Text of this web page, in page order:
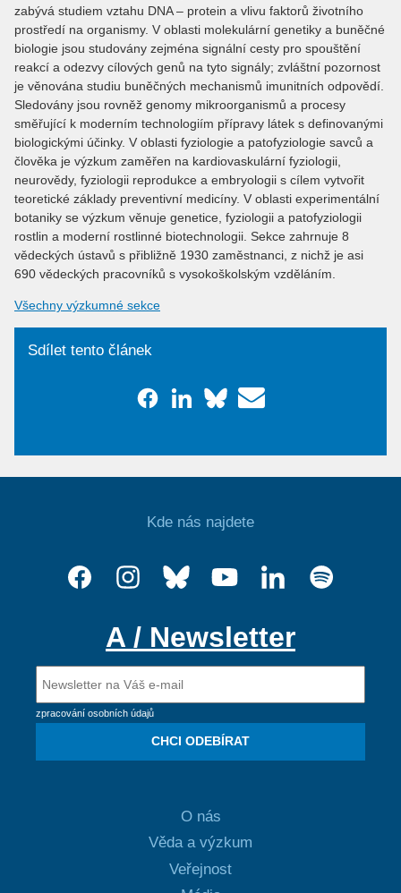
zabývá studiem vztahu DNA – protein a vlivu faktorů životního
prostředí na organismy. V oblasti molekulární genetiky a buněčné
biologie jsou studovány zejména signální cesty pro spouštění
reakcí a odezvy cílových genů na tyto signály; zvláštní pozornost
je věnována studiu buněčných mechanismů imunitních odpovědí.
Sledovány jsou rovněž genomy mikroorganismů a procesy
směřující k moderním technologiím přípravy látek s definovanými
biologickými účinky. V oblasti fyziologie a patofyziologie savců a
člověka je výzkum zaměřen na kardiovaskulární fyziologii,
neurovědy, fyziologii reprodukce a embryologii s cílem vytvořit
teoretické základy preventivní medicíny. V oblasti experimentální
botaniky se výzkum věnuje genetice, fyziologii a patofyziologii
rostlin a moderní rostlinné biotechnologii. Sekce zahrnuje 8
vědeckých ústavů s přibližně 1930 zaměstnanci, z nichž je asi
690 vědeckých pracovníků s vysokoškolským vzděláním.
Všechny výzkumné sekce
Sdílet tento článek
Kde nás najdete
A / Newsletter
zpracování osobních údajů
CHCI ODEBÍRAT
O nás
Věda a výzkum
Veřejnost